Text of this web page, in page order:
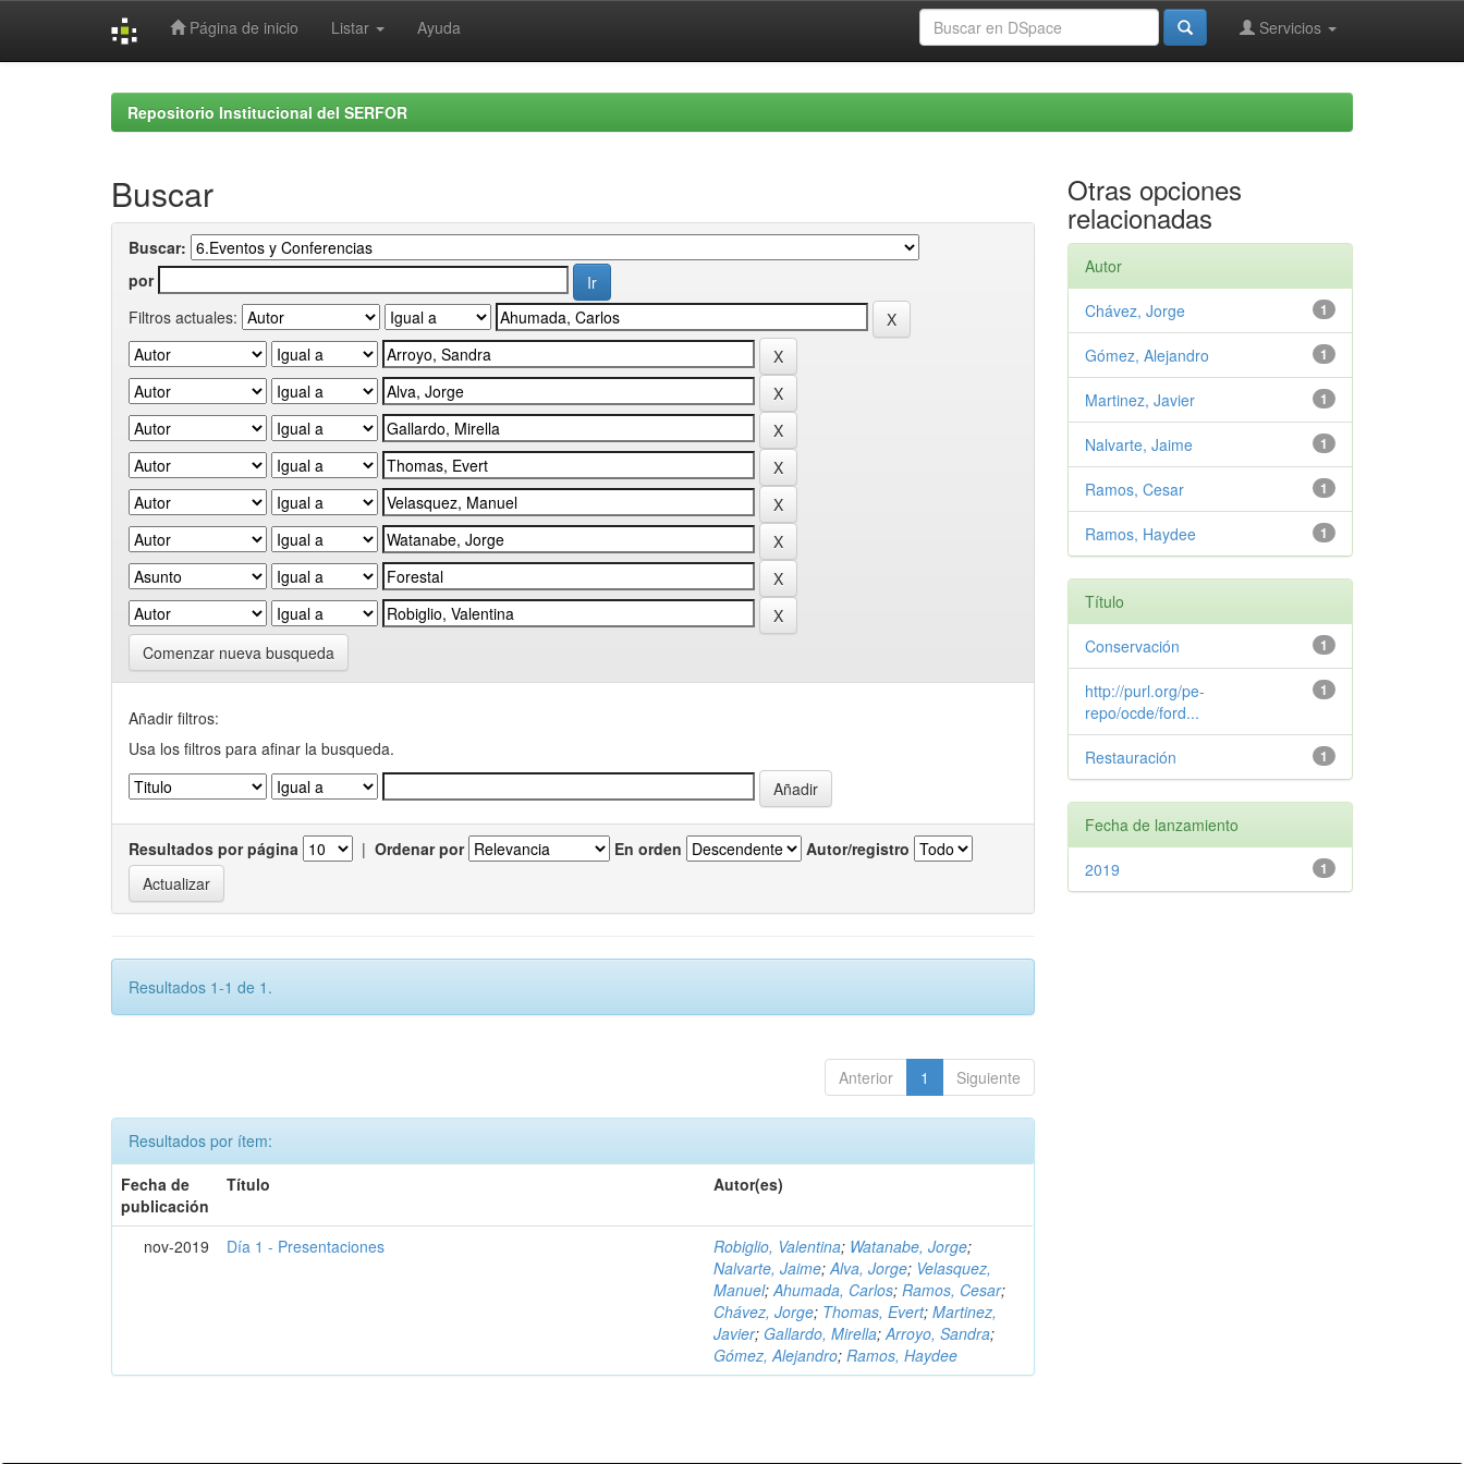
Página de inicio Listar Ayuda Servicios
Repositorio Institucional del SERFOR
Buscar
Buscar:
por
Filtros actuales:
Comenzar nueva busqueda
Añadir filtros:
Usa los filtros para afinar la busqueda.
Resultados por página | Ordenar por En orden Autor/registro
Resultados 1-1 de 1.
Anterior 1 Siguiente
Resultados por ítem:
Fecha de
publicación
Título Autor(es)
nov-2019 Día 1 - Presentaciones Robiglio, Valentina; Watanabe, Jorge;
Nalvarte, Jaime;Alva, Jorge; Velasquez,
Manuel;Ahumada, Carlos;Ramos, Cesar;
Chávez, Jorge; Thomas, Evert;Martinez,
Javier; Gallardo, Mirella;Arroyo, Sandra;
Gómez, Alejandro;Ramos, Haydee
Otras opciones
relacionadas
Autor
1
Chávez, Jorge
1
Gómez, Alejandro
1
Martinez, Javier
1
Nalvarte, Jaime
1
Ramos, Cesar
1
Ramos, Haydee
Título
1
Conservación
1
http://purl.org/pe-
repo/ocde/ford...
1
Restauración
Fecha de lanzamiento
1
2019